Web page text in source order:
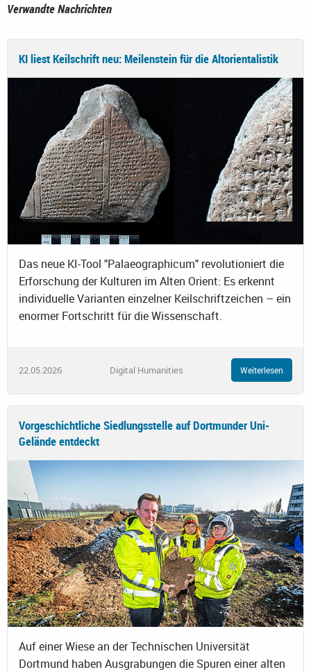
Verwandte Nachrichten
KI liest Keilschrift neu: Meilenstein für die Altorientalistik
Das neue KI-Tool "Palaeographicum" revolutioniert die
Erforschung der Kulturen im Alten Orient: Es erkennt
individuelle Varianten einzelner Keilschriftzeichen – ein
enormer Fortschritt für die Wissenschaft.
22.05.2026 Digital Humanities Weiterlesen
Vorgeschichtliche Siedlungsstelle auf Dortmunder Uni-
Gelände entdeckt
Auf einer Wiese an der Technischen Universität
Dortmund haben Ausgrabungen die Spuren einer alten